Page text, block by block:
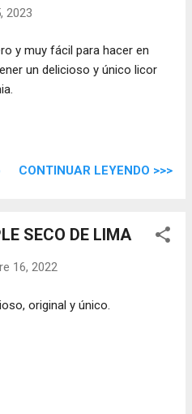
2023
y muy fácil para hacer en
un delicioso y único licor
CONTINUAR LEYENDO >>>
SECO DE LIMA
16, 2022
original y único.